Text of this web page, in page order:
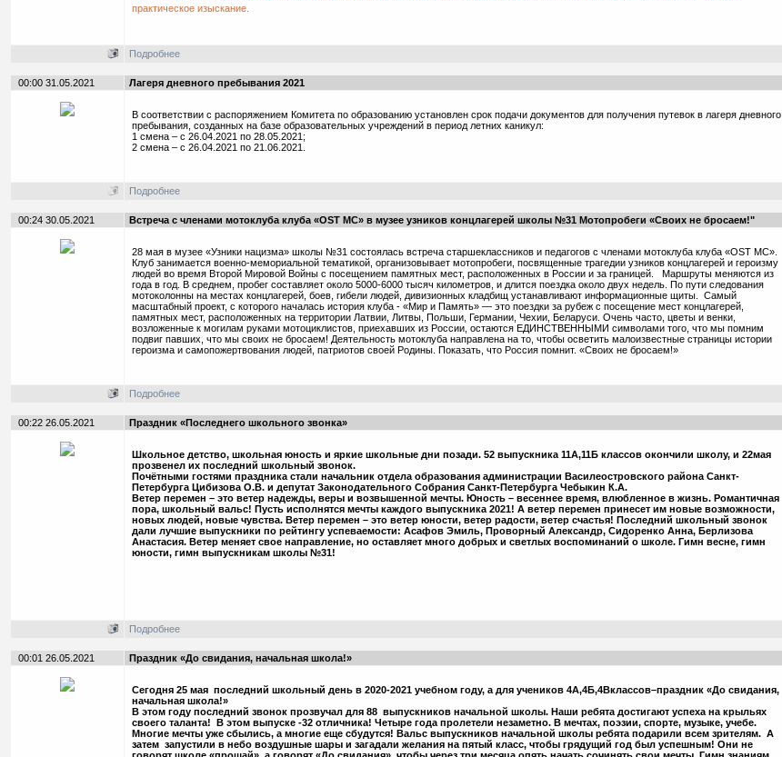
практическое изыскание.
Подробнее
00:00 31.05.2021 Лагеря дневного пребывания 2021
В соответствии с распоряжением Комитета по образованию установлен срок подачи документов для получения путевок в лагеря дневного
пребывания, созданных на базе образовательных учреждений в период летних каникул:
1 смена – с 26.04.2021 по 28.05.2021;
2 смена – с 26.04.2021 по 21.06.2021.
Подробнее
00:24 30.05.2021 Встреча с членами мотоклуба клуба «OST MC» в музее узников концлагерей школы №31 Мотопробеги «Своих не бросаем!"
28 мая в музее «Узники нацизма» школы №31 состоялась встреча старшеклассников и педагогов с членами мотоклуба клуба «OST MC».
Клуб занимается военно-мемориальной тематикой, организовывает мотопробеги, посвященные трагедии узников концлагерей и героизму
людей во время Второй Мировой Войны с посещением памятных мест, расположенных в России и за границей. Маршруты меняются из
года в год. В среднем, пробег составляет около 5000-6000 тысяч километров, и длится поездка около двух недель. По пути следования
мотоколонны на местах концлагерей, боев, гибели людей, дивизионных кладбищ устанавливают информационные щиты. Самый
масштабный проект, с которого началась история клуба - «Мир и Память» — это поездки за рубеж с посещение мест концлагерей,
памятных мест, расположенных на территории Латвии, Литвы, Польши, Германии, Чехии, Беларуси. Очень часто, цветы и венки,
возложенные к могилам руками мотоциклистов, приехавших из России, остаются ЕДИНСТВЕННЫМИ символами того, что мы помним
подвиг павших, что мы своих не бросаем! Деятельность мотоклуба направлена на то, чтобы осветить малоизвестные страницы истории
героизма и самопожертвования людей, патриотов своей Родины. Показать, что Россия помнит. «Своих не бросаем!»
Подробнее
00:22 26.05.2021 Праздник «Последнего школьного звонка»
Школьное детство, школьная юность и яркие школьные дни позади. 52 выпускника 11А,11Б классов окончили школу, и 22мая
прозвенел их последний школьный звонок.
Почётными гостями праздника стали начальник отдела образования администрации Василеостровского района Санкт-
Петербурга Цибизова О.В. и депутат Законодательного Собрания Санкт-Петербурга Чебыкин К.А.
Ветер перемен – это ветер надежды, веры и возвышенной мечты. Юность – весеннее время, влюбленное в жизнь. Романтичная
пора, школьный вальс! Пусть исполнятся мечты каждого выпускника 2021! А ветер перемен принесет им новые возможности,
новых людей, новые чувства. Ветер перемен – это ветер юности, ветер радости, ветер счастья! Последний школьный звонок
дали лучшие выпускники по рейтингу успеваемости: Асафов Эмиль, Проворный Александр, Сидоренко Анна, Берлизова
Анастасия. Ветер меняет свое направление, но оставляет много добрых и светлых воспоминаний о школе. Гимн весне, гимн
юности, гимн выпускникам школы №31!
Подробнее
00:01 26.05.2021 Праздник «До свидания, начальная школа!»
Сегодня 25 мая последний школьный день в 2020-2021 учебном году, а для учеников 4А,4Б,4Вклассов–праздник «До свидания,
начальная школа!»
В этом году последний звонок прозвучал для 88 выпускников начальной школы. Наши ребята достигают успеха на крыльях
своего таланта! В этом выпуске -32 отличника! Четыре года пролетели незаметно. В мечтах, поэзии, спорте, музыке, учебе.
Многие мечты уже сбылись, а многие еще сбудутся! Вальс выпускников начальной школы ребята подарили всем зрителям. А
затем запустили в небо воздушные шары и загадали желания на пятый класс, чтобы грядущий год был успешным! Они не